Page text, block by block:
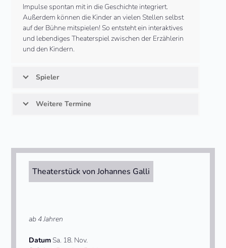
Impulse spontan mit in die Geschichte integriert.
Außerdem können die Kinder an vielen Stellen selbst
auf der Bühne mitspielen! So entsteht ein interaktives
und lebendiges Theaterspiel zwischen der Erzählerin
und den Kindern.
Spieler
Weitere Termine
Theaterstück von Johannes Galli
ab 4 Jahren
DatumSa. 18. Nov.